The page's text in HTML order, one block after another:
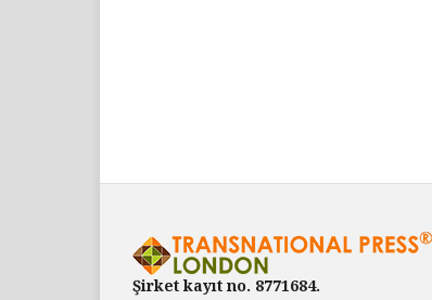
Şirket kayıt no. 8771684.